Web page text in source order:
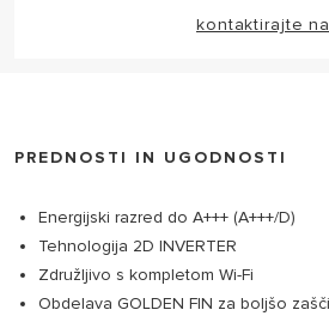
kontaktirajte
PREDNOSTI IN UGODNOSTI
Energijski razred do A+++ (A+++/D)
Tehnologija 2D INVERTER
Združljivo s kompletom Wi-Fi
Obdelava GOLDEN FIN za boljšo